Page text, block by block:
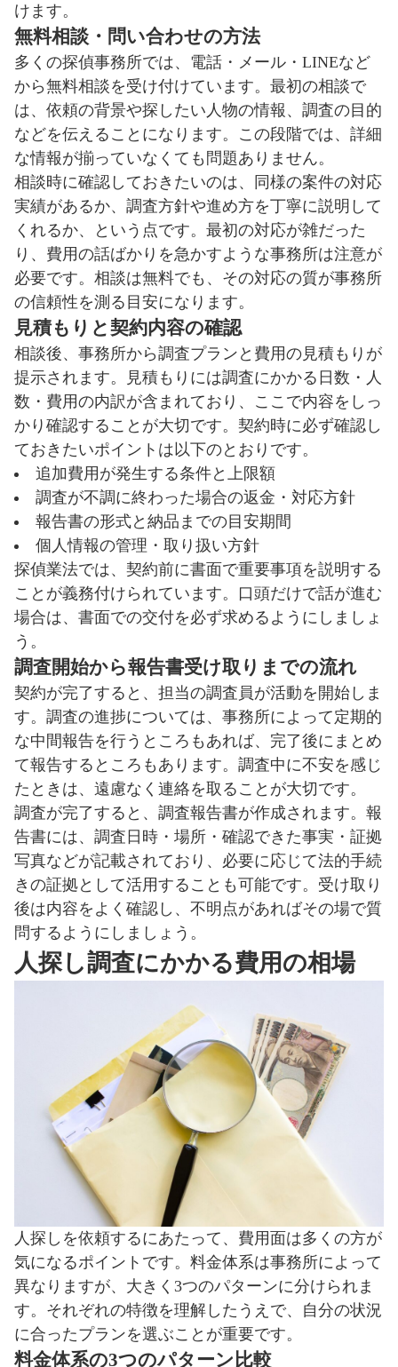
けます。
無料相談・問い合わせの方法
多くの探偵事務所では、電話・メール・LINEなど
から無料相談を受け付けています。最初の相談で
は、依頼の背景や探したい人物の情報、調査の目的
などを伝えることになります。この段階では、詳細
な情報が揃っていなくても問題ありません。
相談時に確認しておきたいのは、同様の案件の対応
実績があるか、調査方針や進め方を丁寧に説明して
くれるか、という点です。最初の対応が雑だった
り、費用の話ばかりを急かすような事務所は注意が
必要です。相談は無料でも、その対応の質が事務所
の信頼性を測る目安になります。
見積もりと契約内容の確認
相談後、事務所から調査プランと費用の見積もりが
提示されます。見積もりには調査にかかる日数・人
数・費用の内訳が含まれており、ここで内容をしっ
かり確認することが大切です。契約時に必ず確認し
ておきたいポイントは以下のとおりです。
追加費用が発生する条件と上限額
調査が不調に終わった場合の返金・対応方針
報告書の形式と納品までの目安期間
個人情報の管理・取り扱い方針
探偵業法では、契約前に書面で重要事項を説明する
ことが義務付けられています。口頭だけで話が進む
場合は、書面での交付を必ず求めるようにしましょ
う。
調査開始から報告書受け取りまでの流れ
契約が完了すると、担当の調査員が活動を開始しま
す。調査の進捗については、事務所によって定期的
な中間報告を行うところもあれば、完了後にまとめ
て報告するところもあります。調査中に不安を感じ
たときは、遠慮なく連絡を取ることが大切です。
調査が完了すると、調査報告書が作成されます。報
告書には、調査日時・場所・確認できた事実・証拠
写真などが記載されており、必要に応じて法的手続
きの証拠として活用することも可能です。受け取り
後は内容をよく確認し、不明点があればその場で質
問するようにしましょう。
人探し調査にかかる費用の相場
人探しを依頼するにあたって、費用面は多くの方が
気になるポイントです。料金体系は事務所によって
異なりますが、大きく3つのパターンに分けられま
す。それぞれの特徴を理解したうえで、自分の状況
に合ったプランを選ぶことが重要です。
料金体系の3つのパターン比較